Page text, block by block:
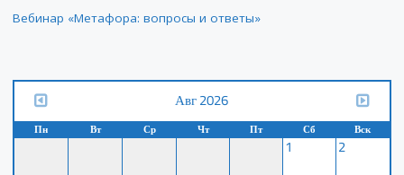
Вебинар «Метафора: вопросы и ответы»
Авг 2026
Пн Вт Ср Чт Пт Сб Вск
1 2